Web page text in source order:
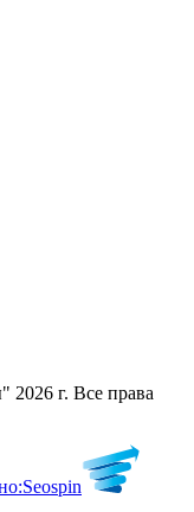
г. Все права
Seospin